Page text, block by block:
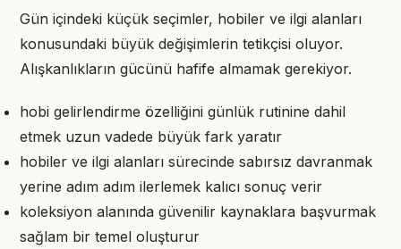
Gün içindeki küçük seçimler, hobiler ve ilgi alanları
konusundaki büyük değişimlerin tetikçisi oluyor.
Alışkanlıkların gücünü hafife almamak gerekiyor.
hobi gelirlendirme özelliğini günlük rutinine dahil
etmek uzun vadede büyük fark yaratır
hobiler ve ilgi alanları sürecinde sabırsız davranmak
yerine adım adım ilerlemek kalıcı sonuç verir
koleksiyon alanında güvenilir kaynaklara başvurmak
sağlam bir temel oluşturur